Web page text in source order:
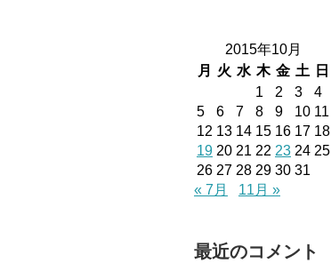
2015年10月
月
火 水 木 金 土
日
1
2 3
4
5
6 7 8 9 10 11
12 13 14 15 16 17 18
19 20 21 22 23 24 25
26 27 28 29 30 31
« 7月
11月 »
最近のコメント